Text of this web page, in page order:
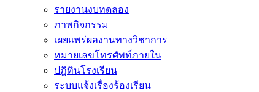
รายงานงบทดลอง
ภาพกิจกรรม
เผยแพร่ผลงานทางวิชาการ
หมายเลขโทรศัพท์ภายใน
ปฎิทินโรงเรียน
ระบบแจ้งเรื่องร้องเรียน